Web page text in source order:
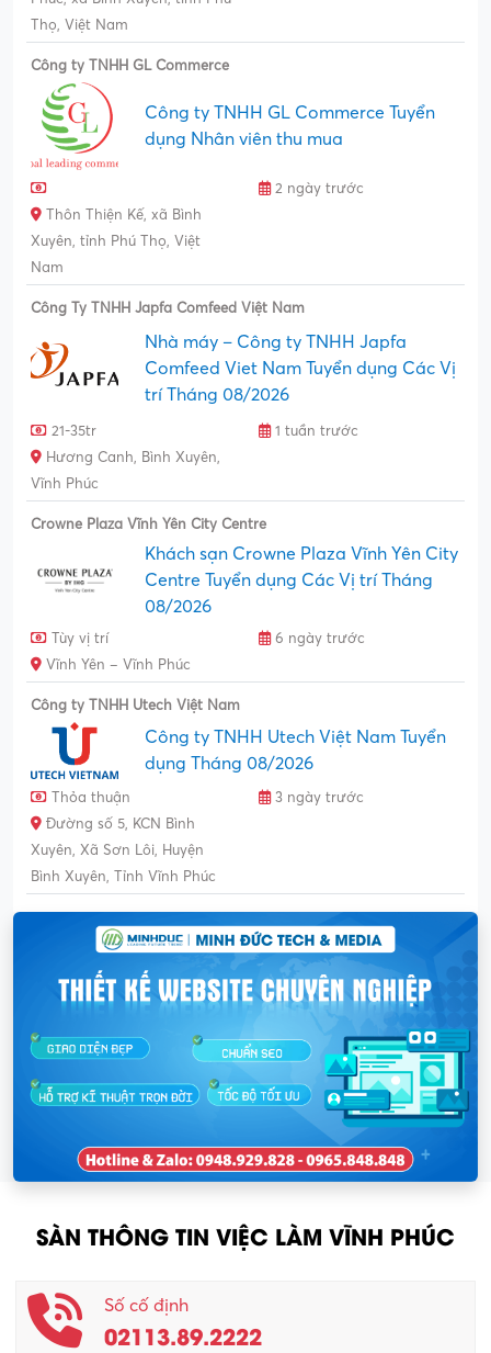
Thọ, Việt Nam
Công ty TNHH GL Commerce
Công ty TNHH GL Commerce Tuyển
dụng Nhân viên thu mua
2 ngày trước
Thôn Thiện Kế, xã Bình
Xuyên, tỉnh Phú Thọ, Việt
Nam
Công Ty TNHH Japfa Comfeed Việt Nam
Nhà máy – Công ty TNHH Japfa
Comfeed Viet Nam Tuyển dụng Các Vị
trí Tháng 08/2026
21-35tr
1 tuần trước
Hương Canh, Bình Xuyên,
Vĩnh Phúc
Crowne Plaza Vĩnh Yên City Centre
Khách sạn Crowne Plaza Vĩnh Yên City
Centre Tuyển dụng Các Vị trí Tháng
08/2026
Tùy vị trí
6 ngày trước
Vĩnh Yên – Vĩnh Phúc
Công ty TNHH Utech Việt Nam
Công ty TNHH Utech Việt Nam Tuyển
dụng Tháng 08/2026
Thỏa thuận
3 ngày trước
Đường số 5, KCN Bình
Xuyên, Xã Sơn Lôi, Huyện
Bình Xuyên, Tỉnh Vĩnh Phúc
SÀN THÔNG TIN VIỆC LÀM VĨNH PHÚC
Số cố định
02113.89.2222